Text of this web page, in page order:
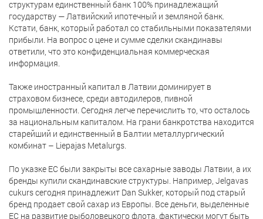
структурам единственный банк 100% принадлежащий
государству — Латвийский ипотечный и земляной банк.
Кстати, банк, который работал со стабильными показателями
прибыли. На вопрос о цене и сумме сделки скандинавы
ответили, что это конфиденциальная коммерческая
информация.
Также иностранный капитал в Латвии доминирует в
страховом бизнесе, среди автодилеров, пивной
промышленности. Сегодня легче перечислить то, что осталось
за национальным капиталом. На грани банкротства находится
старейший и единственный в Балтии металлургический
комбинат – Liepajas Metalurgs.
По указке ЕС были закрыты все сахарные заводы Латвии, а их
бренды купили скандинавские структуры. Например, Jelgavas
cukurs сегодня принадлежит Dan Sukker, который под старый
бренд продает свой сахар из Европы. Все деньги, выделенные
ЕС на развитие рыболовецкого флота, фактически могут быть